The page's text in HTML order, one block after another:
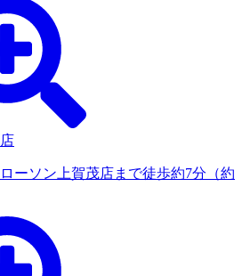
ローソン上賀茂店まで徒歩約7分（約